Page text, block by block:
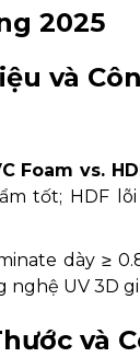
2025
và
Foam vs.
tốt; HDF
dày ≥
nghệ UV 3D
và